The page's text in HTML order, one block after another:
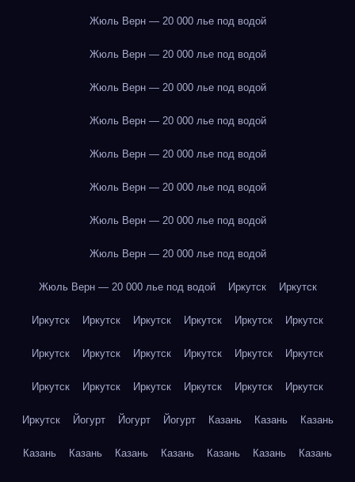
Жюль Верн — 20 000 лье под водой
Жюль Верн — 20 000 лье под водой
Жюль Верн — 20 000 лье под водой
Жюль Верн — 20 000 лье под водой
Жюль Верн — 20 000 лье под водой
Жюль Верн — 20 000 лье под водой
Жюль Верн — 20 000 лье под водой
Жюль Верн — 20 000 лье под водой
Жюль Верн — 20 000 лье под водой Иркутск Иркутск
Иркутск Иркутск Иркутск Иркутск Иркутск Иркутск
Иркутск Иркутск Иркутск Иркутск Иркутск Иркутск
Иркутск Иркутск Иркутск Иркутск Иркутск Иркутск
Иркутск Йогурт Йогурт Йогурт Казань Казань Казань
Казань Казань Казань Казань Казань Казань Казань